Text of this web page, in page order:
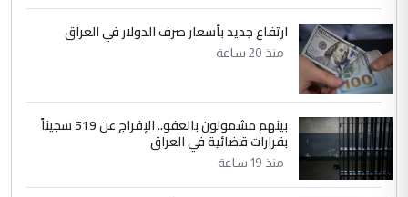
ارتفاع جديد بأسعار صرف الدولار في العراق
منذ 20 ساعة
بينهم مشمولون بالعفو.. الإفراج عن 519 سجيناً
بقرارات قضائية في العراق
منذ 19 ساعة